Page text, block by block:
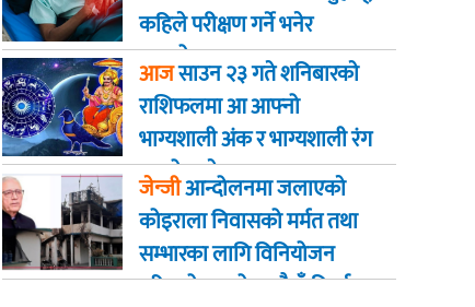
कहिले परीक्षण गर्ने भनेर
जान्नुहोस्
आजसाउन २३ गते शनिबारकाे
राशिफलमा आ आफ्नो
भाग्यशाली अंक र भाग्यशाली रंग
कस्तो रहनेछ
जेन्जीआन्दोलनमा जलाएकाे
कोइराला निवासको मर्मत तथा
सम्भारका लागि विनियोजन
गरिएको २ करोड रुपैयाँ फिर्ता